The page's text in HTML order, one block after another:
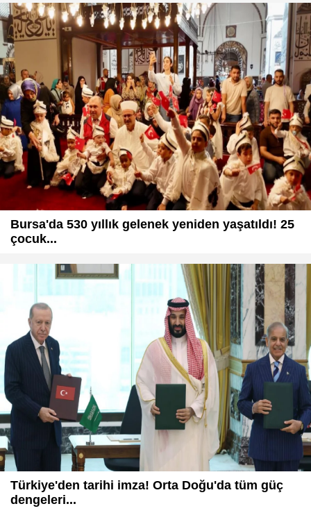
Bursa'da 530 yıllık gelenek yeniden yaşatıldı! 25
çocuk...
Türkiye'den tarihi imza! Orta Doğu'da tüm güç
dengeleri...